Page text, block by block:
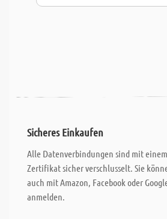
Sicheres Einkaufen
Alle Datenverbindungen sind mit einem
Zertifikat sicher verschlusselt. Sie
auch mit Amazon, Facebook oder
anmelden.